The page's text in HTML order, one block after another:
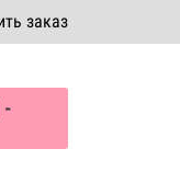
заказ
-